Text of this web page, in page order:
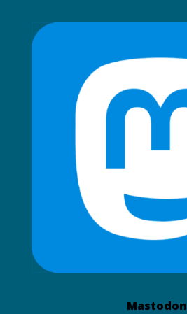
Mastodon